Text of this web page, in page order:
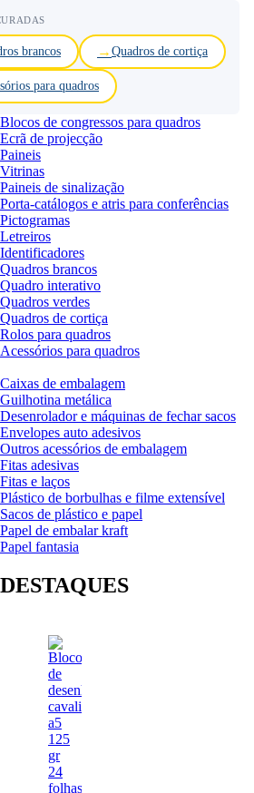
brancos Quadros de cortiça
para quadros
Blocos de congressos para quadros
Ecrã de projecção
Paineis
Vitrinas
Paineis de sinalização
Porta-catálogos e atris para conferências
Pictogramas
Letreiros
Identificadores
Quadros brancos
Quadro interativo
Quadros verdes
Quadros de cortiça
Rolos para quadros
Acessórios para quadros
Caixas de embalagem
Guilhotina metálica
Desenrolador e máquinas de fechar sacos
Envelopes auto adesivos
Outros acessórios de embalagem
Fitas adesivas
Fitas e laços
Plástico de borbulhas e filme extensível
Sacos de plástico e papel
Papel de embalar kraft
Papel fantasia
DESTAQUES